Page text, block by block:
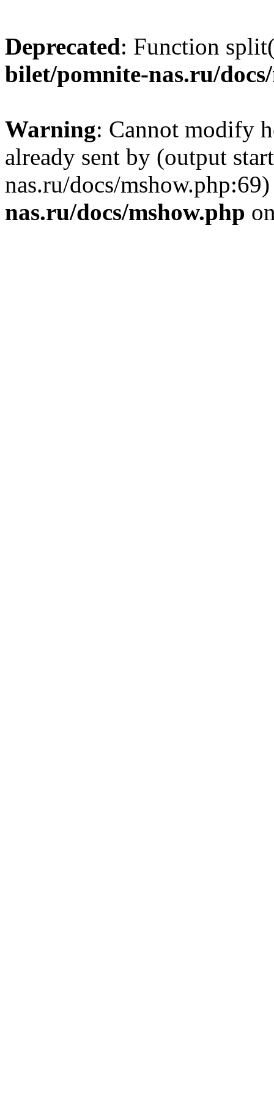
Deprecated: Function
bilet/pomnite-nas.ru/
Warning: Cannot modify
already sent by (output
nas.ru/docs/
nas.ru/docs/mshow.php